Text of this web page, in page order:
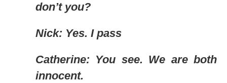
don’t you?
Nick: Yes. I pass
Catherine: You see. We are both
innocent.